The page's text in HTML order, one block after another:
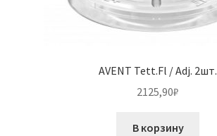
AVENT Tett.Fl / Adj. 2шт.
2125,90₽
В корзину